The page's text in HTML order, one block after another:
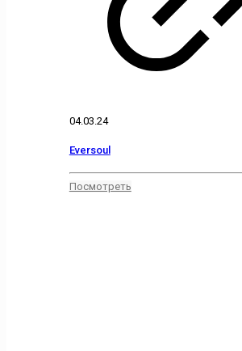
04.03.24
Eversoul
Посмотреть